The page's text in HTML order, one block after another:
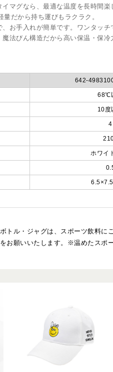
マグなら、最適な温度を長時間楽
だから持ち運びもラクラク。
お手入れが簡単です。ワンタッチ
魔法びん構造だから高い保温・保
642-
68℃
10度
4
ホワイ
トル・ジャグは、スポーツ飲料に
お願いいたします。※温めたスポ